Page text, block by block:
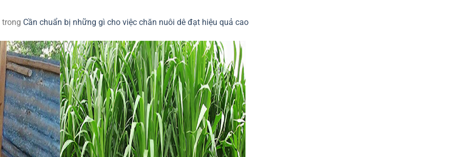
trong Cần chuẩn bị những gì cho việc chăn nuôi dê đạt hiệu quả cao